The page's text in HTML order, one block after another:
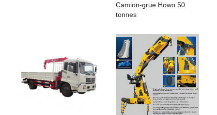
Camion-grue Howo 50
tonnes